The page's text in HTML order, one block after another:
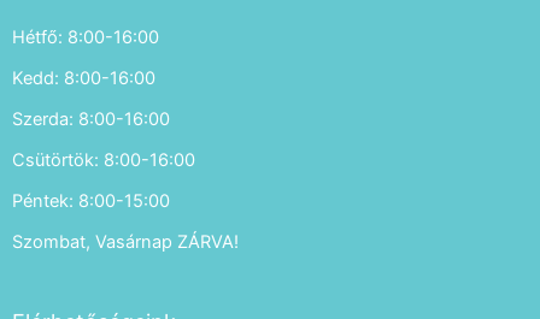
Hétfő: 8:00-16:00
Kedd: 8:00-16:00
Szerda: 8:00-16:00
Csütörtök: 8:00-16:00
Péntek: 8:00-15:00
Szombat, Vasárnap ZÁRVA!